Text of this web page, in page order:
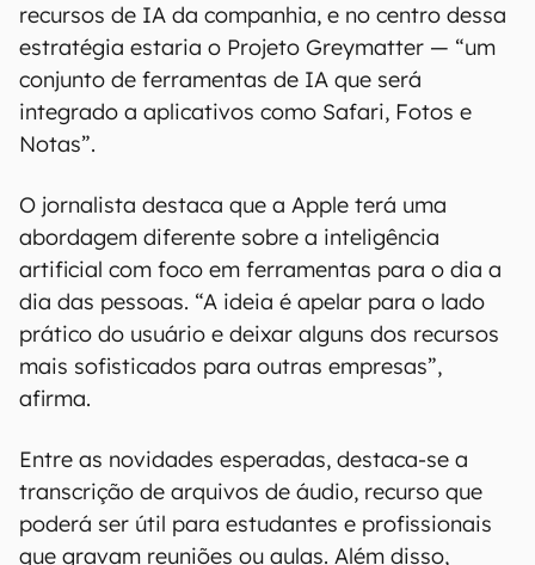
recursos de IA da companhia, e no centro dessa
estratégia estaria o Projeto Greymatter — “um
conjunto de ferramentas de IA que será
integrado a aplicativos como Safari, Fotos e
Notas”.
O jornalista destaca que a Apple terá uma
abordagem diferente sobre a inteligência
artificial com foco em ferramentas para o dia a
dia das pessoas. “A ideia é apelar para o lado
prático do usuário e deixar alguns dos recursos
mais sofisticados para outras empresas”,
afirma.
Entre as novidades esperadas, destaca-se a
transcrição de arquivos de áudio, recurso que
poderá ser útil para estudantes e profissionais
que gravam reuniões ou aulas. Além disso,